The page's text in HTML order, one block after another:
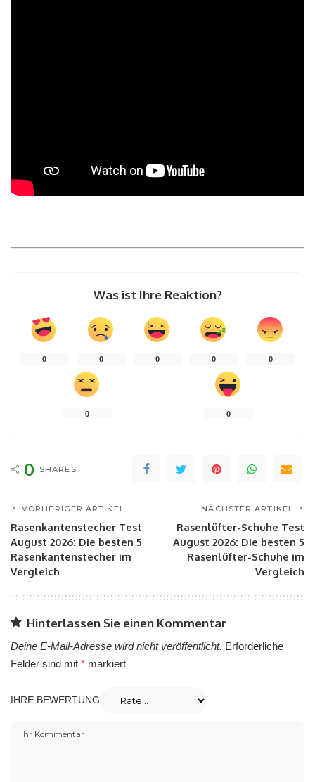
Was ist Ihre Reaktion?
0 0 0 0 0
0 0
0 SHARES
VORHERIGER ARTIKEL
Rasenkantenstecher Test
August 2026: Die besten 5
Rasenkantenstecher im
Vergleich
NÄCHSTER ARTIKEL
Rasenlüfter-Schuhe Test
August 2026: Die besten 5
Rasenlüfter-Schuhe im
Vergleich
Hinterlassen Sie einen Kommentar
Deine E-Mail-Adresse wird nicht veröffentlicht. Erforderliche
Felder sind mit * markiert
IHRE BEWERTUNG